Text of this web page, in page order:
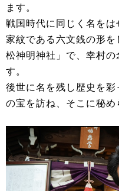
ます。
戦国時代に同じく名を
家紋である六文銭の形
松神明神社」で、幸村
す。
後世に名を残し歴史を
の宝を訪ね、そこに秘め